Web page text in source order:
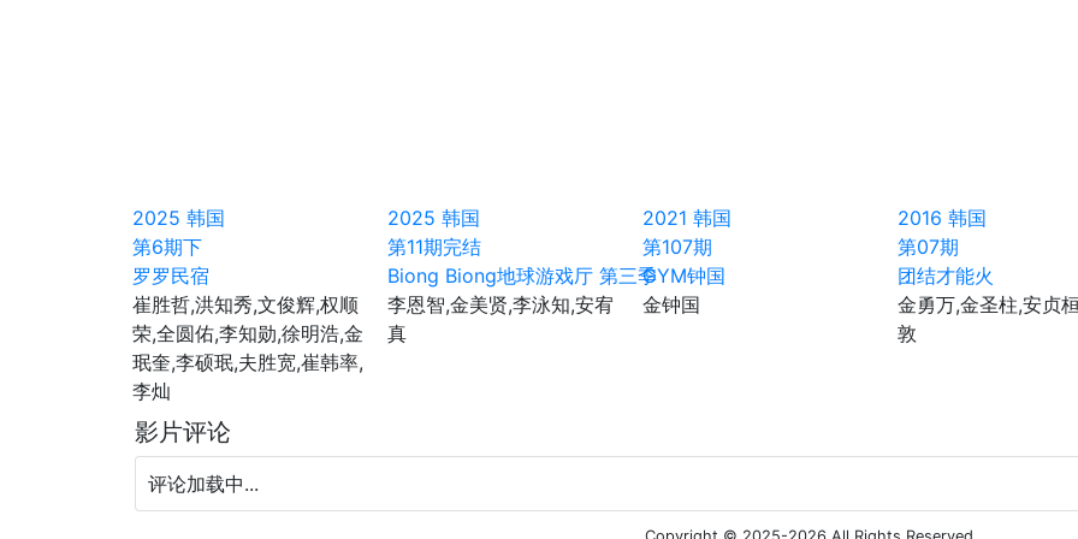
2025 韩国
第6期下
罗罗民宿
崔胜哲,洪知秀,文俊辉,权顺
荣,全圆佑,李知勋,徐明浩,金
珉奎,李硕珉,夫胜宽,崔韩率,
李灿
2025 韩国
第11期完结
Biong Biong地球游戏厅 第三季
李恩智,金美贤,李泳知,安宥
真
2021 韩国
第107期
GYM钟国
金钟国
2016 韩国
第07期
团结才能火
金勇万,金圣柱,安贞
敦
影片评论
评论加载中...